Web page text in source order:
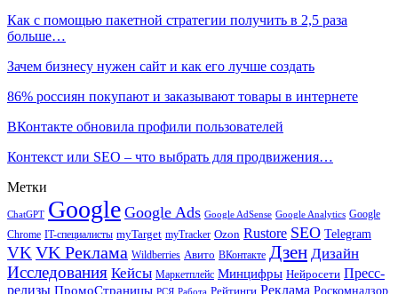
Как с помощью пакетной стратегии получить в 2,5 раза
больше…
Зачем бизнесу нужен сайт и как его лучше создать
86% россиян покупают и заказывают товары в интернете
ВКонтакте обновила профили пользователей
Контекст или SEO – что выбрать для продвижения…
Метки
ChatGPT Google Google Ads Google AdSense Google Analytics Google
Chrome IT-специалисты myTarget myTracker Ozon Rustore SEO Telegram
VK VK Реклама Wildberries Авито ВКонтакте Дзен Дизайн
Исследования Кейсы Маркетплейс Минцифры Нейросети Пресс-
релизы ПромоСтраницы РСЯ Работа Рейтинги Реклама Роскомнадзор